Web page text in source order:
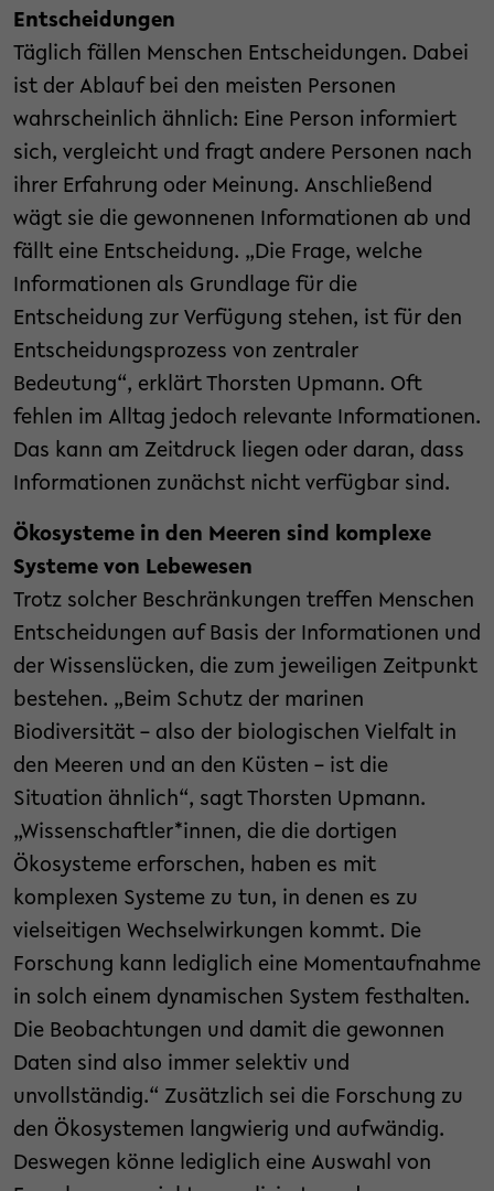
Entscheidungen
Täglich fällen Menschen Entscheidungen. Dabei
ist der Ablauf bei den meisten Personen
wahrscheinlich ähnlich: Eine Person informiert
sich, vergleicht und fragt andere Personen nach
ihrer Erfahrung oder Meinung. Anschließend
wägt sie die gewonnenen Informationen ab und
fällt eine Entscheidung. „Die Frage, welche
Informationen als Grundlage für die
Entscheidung zur Verfügung stehen, ist für den
Entscheidungsprozess von zentraler
Bedeutung“, erklärt Thorsten Upmann. Oft
fehlen im Alltag jedoch relevante Informationen.
Das kann am Zeitdruck liegen oder daran, dass
Informationen zunächst nicht verfügbar sind.
Ökosysteme in den Meeren sind komplexe
Systeme von Lebewesen
Trotz solcher Beschränkungen treffen Menschen
Entscheidungen auf Basis der Informationen und
der Wissenslücken, die zum jeweiligen Zeitpunkt
bestehen. „Beim Schutz der marinen
Biodiversität – also der biologischen Vielfalt in
den Meeren und an den Küsten – ist die
Situation ähnlich“, sagt Thorsten Upmann.
„Wissenschaftler*innen, die die dortigen
Ökosysteme erforschen, haben es mit
komplexen Systeme zu tun, in denen es zu
vielseitigen Wechselwirkungen kommt. Die
Forschung kann lediglich eine Momentaufnahme
in solch einem dynamischen System festhalten.
Die Beobachtungen und damit die gewonnen
Daten sind also immer selektiv und
unvollständig.“ Zusätzlich sei die Forschung zu
den Ökosystemen langwierig und aufwändig.
Deswegen könne lediglich eine Auswahl von